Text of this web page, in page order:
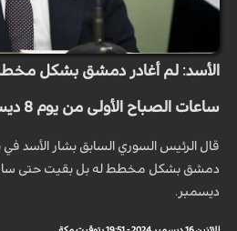
الأسد: لم أغادر دمشق بشكل
ساعات الصباح الأولى من يوم 8 ديسمبر
قال الرئيس السوري السابق بشار الأسد
ديسمبر.